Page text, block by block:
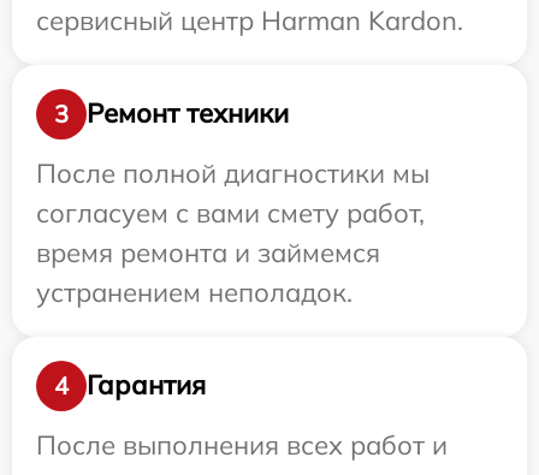
сервисный центр Harman Kardon.
3
Ремонт техники
После полной диагностики мы
согласуем с вами смету работ,
время ремонта и займемся
устранением неполадок.
4
Гарантия
После выполнения всех работ и